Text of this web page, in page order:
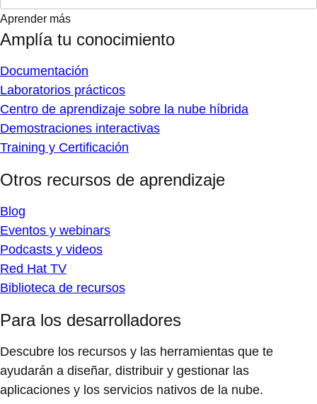
Aprender más
Amplía tu conocimiento
Documentación
Laboratorios prácticos
Centro de aprendizaje sobre la nube híbrida
Demostraciones interactivas
Training y Certificación
Otros recursos de aprendizaje
Blog
Eventos y webinars
Podcasts y videos
Red Hat TV
Biblioteca de recursos
Para los desarrolladores
Descubre los recursos y las herramientas que te
ayudarán a diseñar, distribuir y gestionar las
aplicaciones y los servicios nativos de la nube.